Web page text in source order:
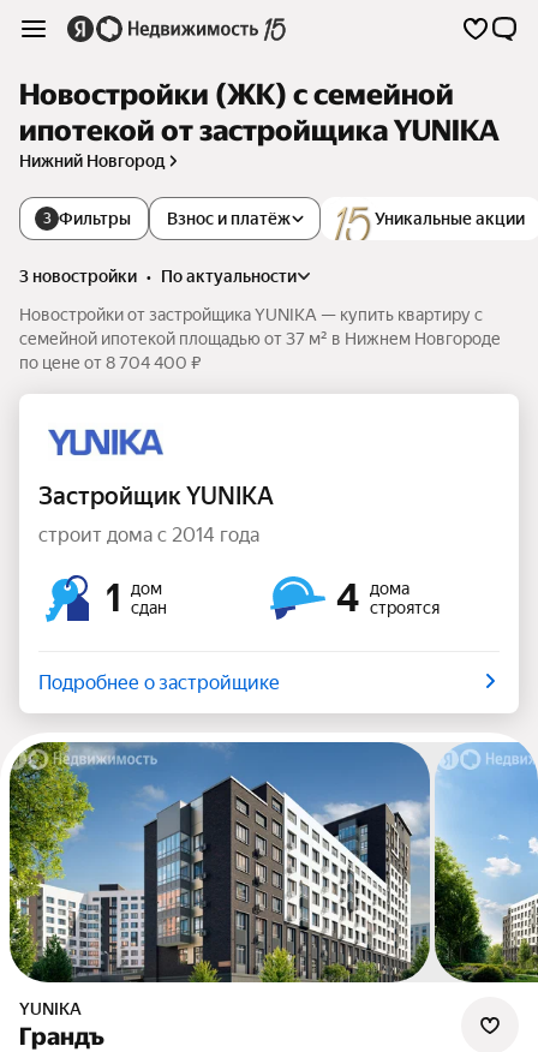
Новостройки (ЖК) с семейной
ипотекой от застройщика YUNIKA
Нижний Новгород
3 Фильтры Уникальные акции
Взнос и платёж
3 новостройки •
по актуальности
Новостройки от застройщика YUNIKA — купить квартиру с
семейной ипотекой площадью от 37 м² в Нижнем Новгороде
по цене от 8 704 400 ₽
Застройщик YUNIKA
строит дома с 2014 года
1
дом
сдан
4
дома
строятся
Подробнее о застройщике
YUNIKA
Грандъ